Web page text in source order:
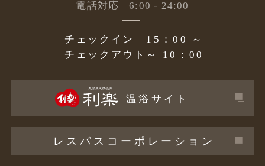
電話対応 6:00 - 24:00
チェックイン
15：00 ～
チェックアウト ～ 10：00
温浴サイト
レスパスコーポレーション